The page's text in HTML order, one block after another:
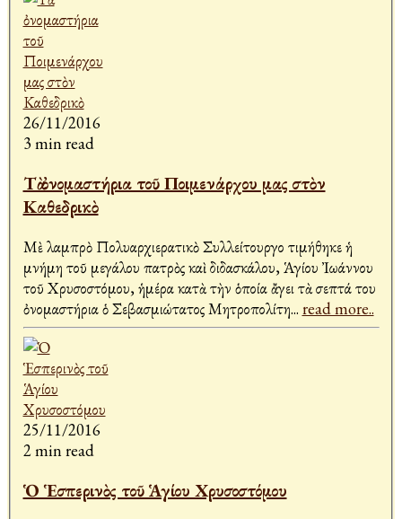
26/11/2016
3 min read
Τὰ ὀνομαστήρια τοῦ Ποιμενάρχου μας στὸν
Καθεδρικὸ
Μὲ λαμπρὸ Πολυαρχιερατικὸ Συλλείτουργο τιμήθηκε ἡ
μνήμη τοῦ μεγάλου πατρὸς καὶ διδασκάλου, Ἁγίου Ἰωάννου
τοῦ Χρυσοστόμου, ἡμέρα κατὰ τὴν ὁποία ἄγει τὰ σεπτά του
ὀνομαστήρια ὁ Σεβασμιώτατος Μητροπολίτη... read more..
25/11/2016
2 min read
Ὁ Ἑσπερινὸς τοῦ Ἁγίου Χρυσοστόμου